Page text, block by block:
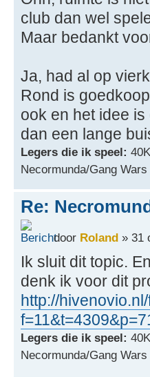
club dan wel
Maar bedankt
Ja, had al op
Rond is
ook en het idee
dan een lange
Legers die ik speel:
Necormunda/Gang
Re:
door Roland » 31
Ik sluit dit topic.
denk ik voor dit
http://
Legers die ik speel:
Necormunda/Gang